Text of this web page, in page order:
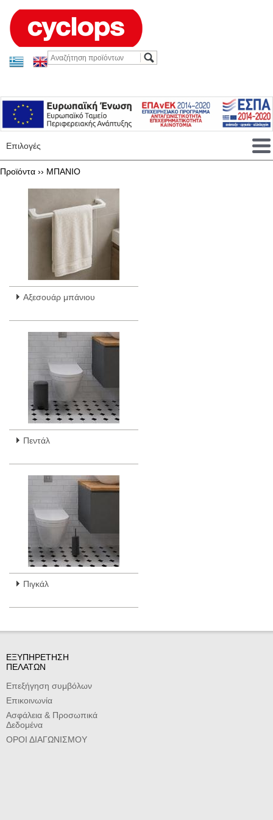
Επιλογές
Προϊόντα ›› ΜΠΑΝΙΟ
Αξεσουάρ μπάνιου
Πεντάλ
Πιγκάλ
ΕΞΥΠΗΡΕΤΗΣΗ
ΠΕΛΑΤΩΝ
Επεξήγηση συμβόλων
Επικοινωνία
Ασφάλεια & Προσωπικά
Δεδομένα
ΟΡΟΙ ΔΙΑΓΩΝΙΣΜΟΥ